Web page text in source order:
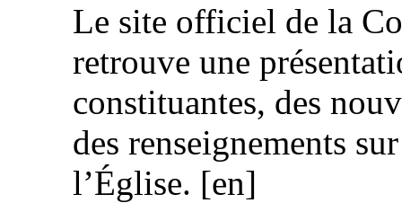
Le site officiel de la
retrouve une
constituantes, des
des renseignements
l’Église. [en]